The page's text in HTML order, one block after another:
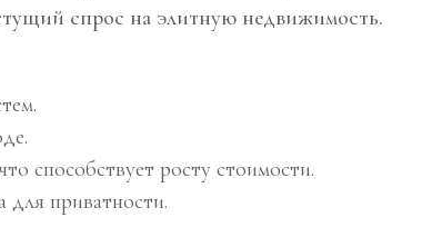
спрос на элитную недвижимость.
способствует росту стоимости.
для приватности.